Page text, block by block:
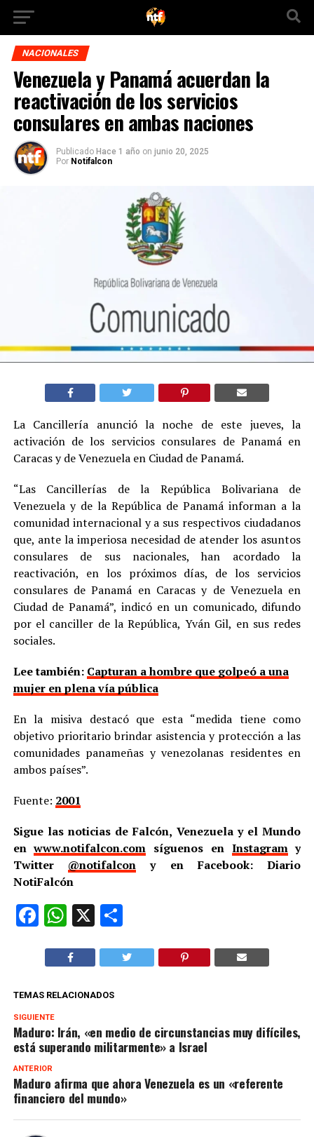
NACIONALES
Venezuela y Panamá acuerdan la
reactivación de los servicios
consulares en ambas naciones
Publicado Hace 1 año on junio 20, 2025
Por Notifalcon
La Cancillería anunció la noche de este jueves, la
activación de los servicios consulares de Panamá en
Caracas y de Venezuela en Ciudad de Panamá.
“Las Cancillerías de la República Bolivariana de
Venezuela y de la República de Panamá informan a la
comunidad internacional y a sus respectivos ciudadanos
que, ante la imperiosa necesidad de atender los asuntos
consulares de sus nacionales, han acordado la
reactivación, en los próximos días, de los servicios
consulares de Panamá en Caracas y de Venezuela en
Ciudad de Panamá”, indicó en un comunicado, difundo
por el canciller de la República, Yván Gil, en sus redes
sociales.
Lee también: Capturan a hombre que golpeó a una
mujer en plena vía pública
En la misiva destacó que esta “medida tiene como
objetivo prioritario brindar asistencia y protección a las
comunidades panameñas y venezolanas residentes en
ambos países”.
Fuente: 2001
Sigue las noticias de Falcón, Venezuela y el Mundo
enwww.notifalcon.com síguenos en Instagramy
Twitter @notifalcon y en Facebook: Diario
NotiFalcón
Facebook
WhatsApp
X Compartir
TEMAS RELACIONADOS
SIGUIENTE
Maduro: Irán, «en medio de circunstancias muy difíciles,
está superando militarmente» a Israel
ANTERIOR
Maduro afirma que ahora Venezuela es un «referente
financiero del mundo»